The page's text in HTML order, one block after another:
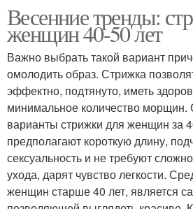
Весенние тренды:
женщин 40-50 лет
Важно выбрать такой вариант
омолодить образ. Стрижка
эффектно, подтянуто, иметь
минимальное количество
варианты стрижки для женщин за
предполагают короткую длину,
сексуальность и не требуют
ухода, дарят чувство легкости.
женщин старше 40 лет, является